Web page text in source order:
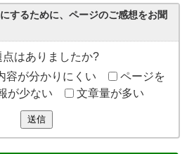
するために、ページのご感想をお聞
はありましたか?
容が分かりにくい
ページを
が少ない 文章量が多い
送信